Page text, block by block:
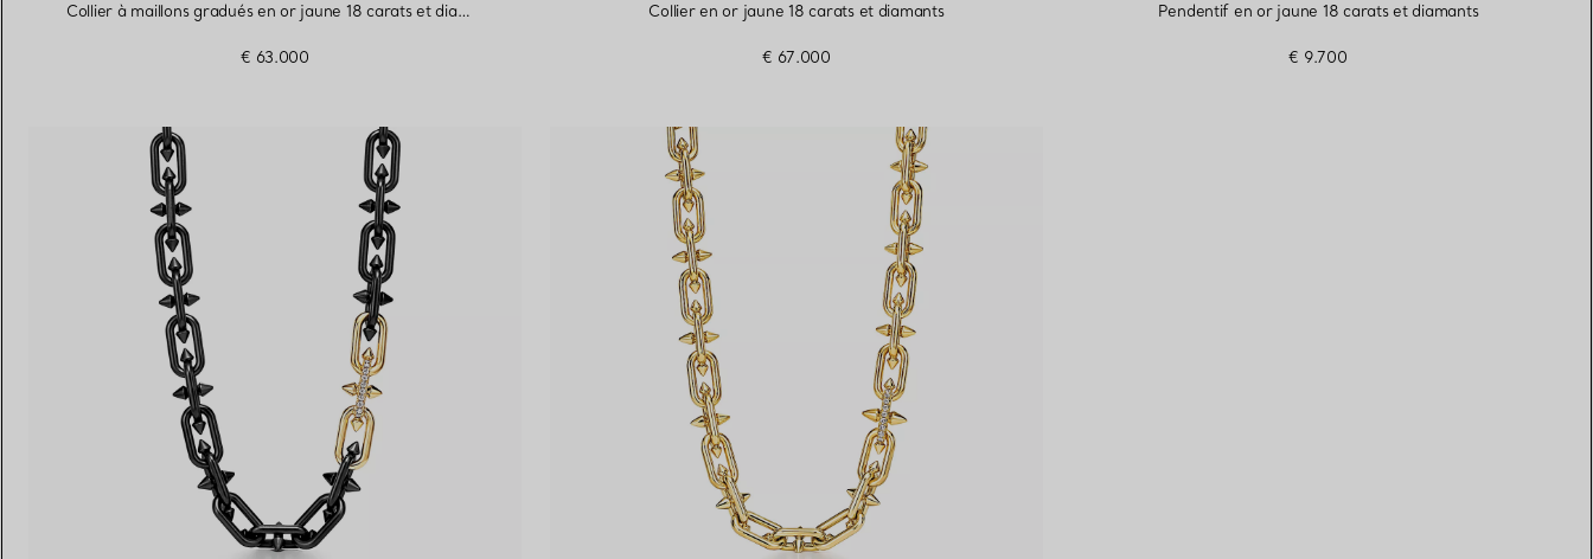
Collier à maillons gradués en or jaune 18 carats et diamants
€ 63.000
Collier en or jaune 18 carats et diamants
€ 67.000
Pendentif en or jaune 18 carats et diamants
€ 9.700